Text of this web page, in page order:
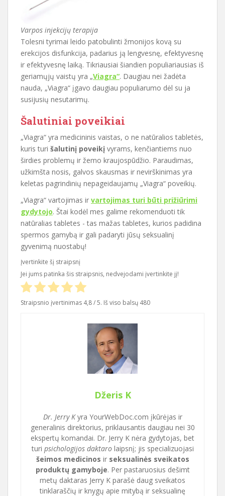
Varpos injekcijų terapija
Tolesni tyrimai leido patobulinti žmonijos kovą su
erekcijos disfunkcija, padarius ją lengvesnę, efektyvesnę
ir efektyvesnę laiką. Tikriausiai šiandien populiariausias iš
geriamųjų vaistų yra „Viagra“. Daugiau nei žadėta
nauda, „Viagra“ įgavo daugiau populiarumo dėl su ja
susijusių nesutarimų.
Šalutiniai poveikiai
„Viagra“ yra medicininis vaistas, o ne natūralios tabletės,
kuris turi šalutinį poveikį vyrams, kenčiantiems nuo
širdies problemų ir žemo kraujospūdžio. Paraudimas,
užkimšta nosis, galvos skausmas ir nevirškinimas yra
keletas pagrindinių nepageidaujamų „Viagra“ poveikių.
„Viagra“ vartojimas ir vartojimas turi būti prižiūrimi
gydytojo. Štai kodėl mes galime rekomenduoti tik
natūralias tabletes - tas mažas tabletes, kurios padidina
spermos gamybą ir gali padaryti jūsų seksualinį
gyvenimą nuostabų!
Įvertinkite šį straipsnį
Jei jums patinka šis straipsnis, nedvejodami įvertinkite jį!
Straipsnio įvertinimas 4,8/ 5. Iš viso balsų 480
Džeris K
Dr. Jerry Kyra YourWebDoc.com įkūrėjas ir
generalinis direktorius, priklausantis daugiau nei 30
ekspertų komandai. Dr. Jerry K nėra gydytojas, bet
turi psichologijos daktarolaipsnį; jis specializuojasi
šeimos medicinos ir seksualinės sveikatos
produktų gamyboje. Per pastaruosius dešimt
metų daktaras Jerry K parašė daug sveikatos
tinklaraščių ir knygų apie mitybą ir seksualinę